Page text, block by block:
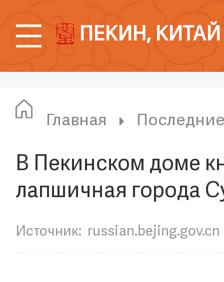
ПЕКИН, КИТАЙ
Главная
В Пекинском доме
лапшичная города
Источник: russian.bejing.gov.cn